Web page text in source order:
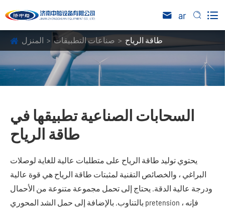
 ar  
المنزل صناعات التطبيقات طاقة الرياح
السحابات الصناعية تطبيقها في
طاقة الرياح
يحتوي توليد طاقة الرياح على متطلبات عالية للغاية لوصلات
البراغي ، والخصائص التقنية لمثبتات طاقة الرياح هي قوة عالية
ودرجة عالية الدقة. يحتاج إلى تحمل مجموعة متنوعة من الأحمال
بالتناوب. بالإضافة إلى حمل الشد المحوري pretension ، فإنه